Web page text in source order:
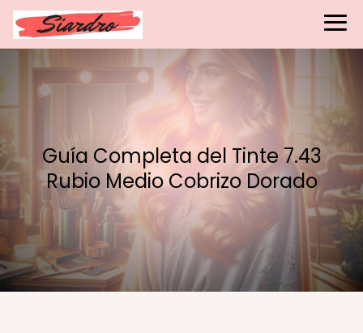
Guía Completa del Tinte 7.43
Rubio Medio Cobrizo Dorado